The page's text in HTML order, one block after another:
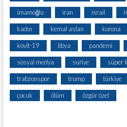
imamoğlu iran israil
kadın kemal aslan korona
kovit-19 libya pandemi
sosyal medya suriye süper
trabzonspor trump türkiye
çocuk ölüm özgür özel